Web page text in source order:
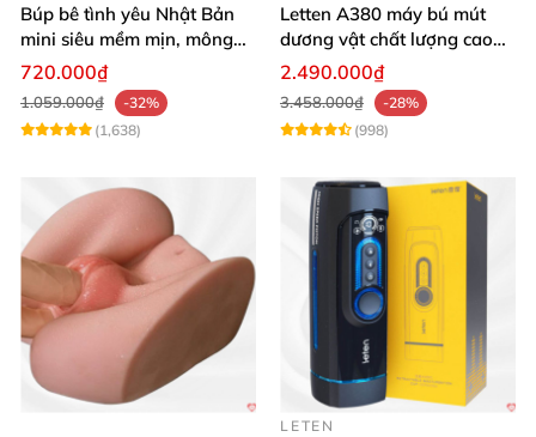
Búp bê tình yêu Nhật Bản
mini siêu mềm mịn, mông
tròn quyến rũ
720.000₫
1.059.000₫
-32%
(1,638)
Letten A380 máy bú mút
dương vật chất lượng cao
giá tốt
2.490.000₫
3.458.000₫
-28%
(998)
LETEN